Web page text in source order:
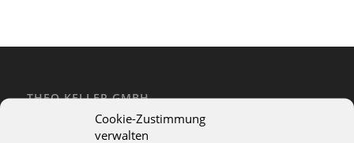
Cookie-Zustimmung
verwalten
THEO KELLER GMBH
Lohackerstr. 30
44867 Bochum